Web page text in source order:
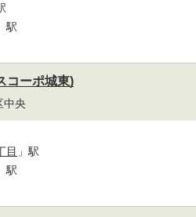
」駅
コーポ城東)
中央
目 」駅
」駅